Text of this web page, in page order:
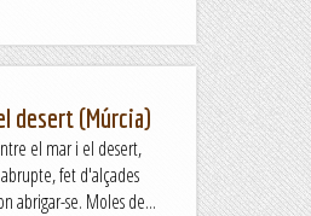
desert (Múrcia)
el mar i el desert,
fet d'alçades
abrigar-se. Moles de...